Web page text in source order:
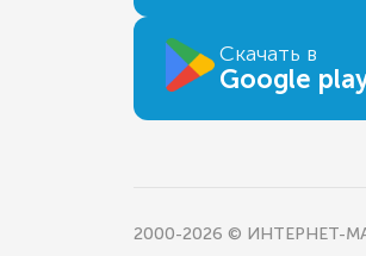
Скачать в
Google
2000-2026 © ИНТЕРНЕТ-